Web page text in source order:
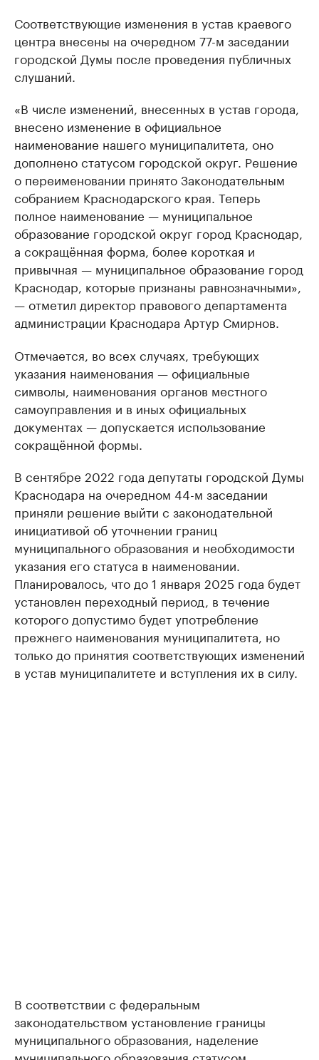
Соответствующие изменения в устав краевого
центра внесены на очередном 77-м заседании
городской Думы после проведения публичных
слушаний.
«В числе изменений, внесенных в устав города,
внесено изменение в официальное
наименование нашего муниципалитета, оно
дополнено статусом городской округ. Решение
о переименовании принято Законодательным
собранием Краснодарского края. Теперь
полное наименование — муниципальное
образование городской округ город Краснодар,
а сокращённая форма, более короткая и
привычная — муниципальное образование город
Краснодар, которые признаны равнозначными»,
— отметил директор правового департамента
администрации Краснодара Артур Смирнов.
Отмечается, во всех случаях, требующих
указания наименования — официальные
символы, наименования органов местного
самоуправления и в иных официальных
документах — допускается использование
сокращённой формы.
В сентябре 2022 года депутаты городской Думы
Краснодара на очередном 44-м заседании
приняли решение выйти с законодательной
инициативой об уточнении границ
муниципального образования и необходимости
указания его статуса в наименовании.
Планировалось, что до 1 января 2025 года будет
установлен переходный период, в течение
которого допустимо будет употребление
прежнего наименования муниципалитета, но
только до принятия соответствующих изменений
в устав муниципалитете и вступления их в силу.
В соответствии с федеральным
законодательством установление границы
муниципального образования, наделение